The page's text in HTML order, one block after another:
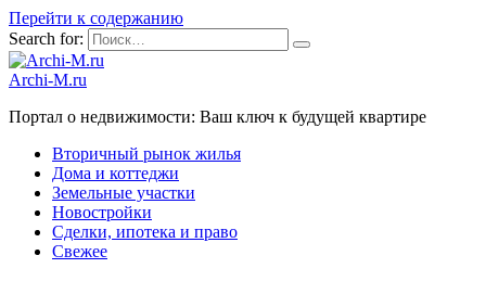
Перейти к содержанию
Search for:
Archi-M.ru
Портал о недвижимости: Ваш ключ к будущей квартире
Вторичный рынок жилья
Дома и коттеджи
Земельные участки
Новостройки
Сделки, ипотека и право
Свежее